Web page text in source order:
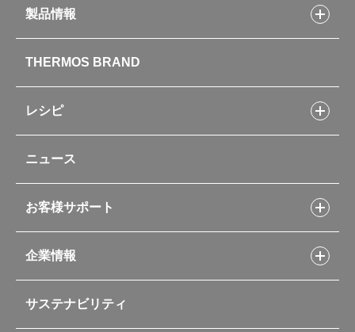
製品情報
水筒
お弁当
キッチン用品
ポット・アイスペール
コーヒーメーカー
ソフトクーラー・バッグ
自転車専用ボトル
アパレル小物
THERMOS BRAND
レシピ
フライパンレシピ
シャトルシェフレシピ
スープジャーレシピ
イージースモーカーレシピ
レシピ本のご紹介
ニュース
お客様サポート
交換用部品の購入方法
部品の種類や販売状況を調べる
よくあるご質問・お問い合わせ
企業情報
企業理念
会社概要
サステナビリティ